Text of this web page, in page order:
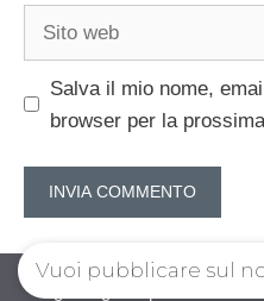
Sito
Salva il mio nome,
browser per la
Vuoi pubblicare sul